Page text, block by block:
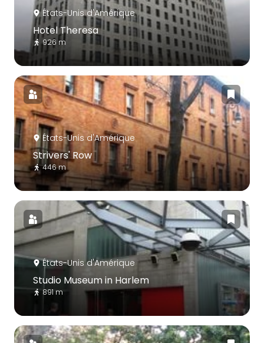
États-Unis d'Amérique
Hotel Theresa
926 m
États-Unis d'Amérique
Strivers' Row
446 m
États-Unis d'Amérique
Studio Museum in Harlem
891 m